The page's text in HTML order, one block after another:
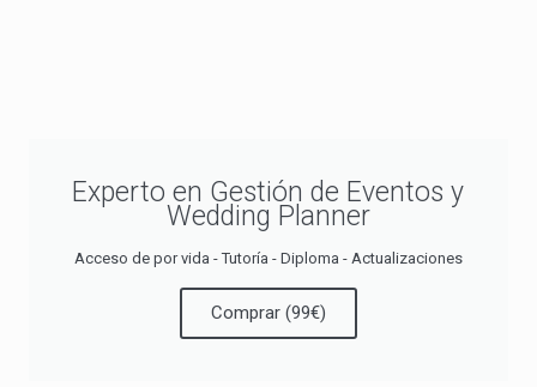
Experto en Gestión de Eventos y
Wedding Planner
Acceso de por vida - Tutoría - Diploma - Actualizaciones
Comprar (99€)